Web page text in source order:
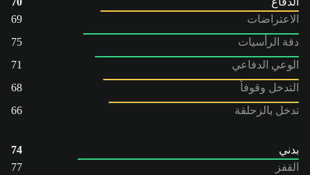
الاعتراضات
69
دقة الرأسيات
75
الوعي الدفاعي
71
التدخل وقوفاً
68
تدخل بالزحلقة
66
بدني
74
القفز
77